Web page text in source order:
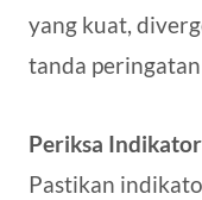
yang kuat,
tanda
Periksa
Pastikan